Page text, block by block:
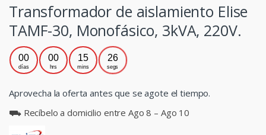
Transformador de aislamiento Elise
TAMF-30, Monofásico, 3kVA, 220V.
00
días
00
hrs
15
mins
25
segs
Aprovecha la oferta antes que se agote el tiempo.
⛟ Recíbelo a domicilio entre Ago 8 – Ago 10